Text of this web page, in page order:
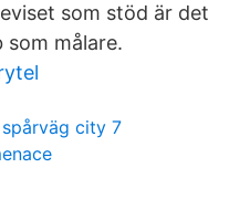
som stöd är det
målare.
city 7